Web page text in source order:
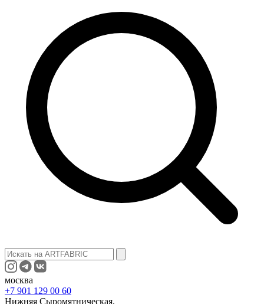
москва
+7 901 129 00 60
Нижняя Сыромятническая,